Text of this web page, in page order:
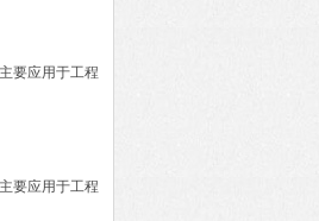
要应用于工程
要应用于工程